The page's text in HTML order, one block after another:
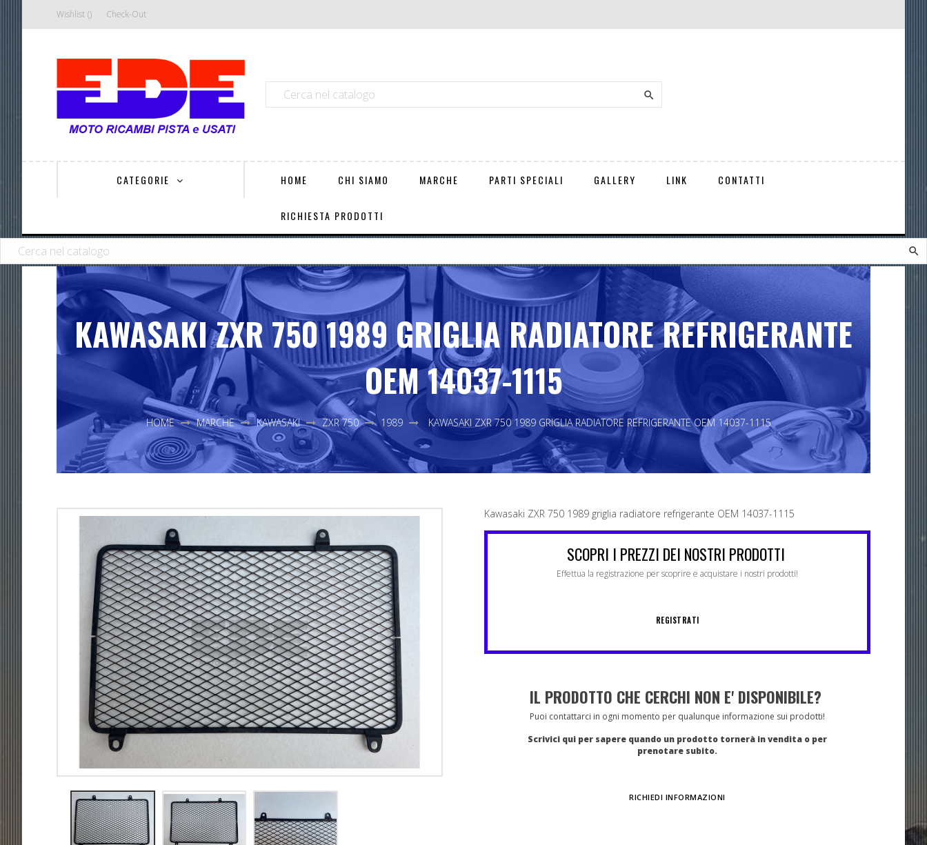
Wishlist Check-Out

CATEGORIE HOME CHI SIAMO MARCHE PARTI SPECIALI GALLERY LINK CONTATTI
RICHIESTA PRODOTTI

KAWASAKI ZXR 750 1989 GRIGLIA RADIATORE REFRIGERANTE
OEM 14037-1115
HOME MARCHE KAWASAKI ZXR 750 1989 KAWASAKI ZXR 750 1989 GRIGLIA RADIATORE REFRIGERANTE OEM 14037-1115
Kawasaki ZXR 750 1989 griglia radiatore refrigerante OEM 14037-1115
SCOPRI I PREZZI DEI NOSTRI PRODOTTI
Effettua la registrazione per scoprire e acquistare i nostri prodotti!
REGISTRATI
IL PRODOTTO CHE CERCHI NON E' DISPONIBILE?
Puoi contattarci in ogni momento per qualunque informazione sui prodotti!
Scrivici qui per sapere quando un prodotto tornerà in vendita o per
prenotare subito.
RICHIEDI INFORMAZIONI